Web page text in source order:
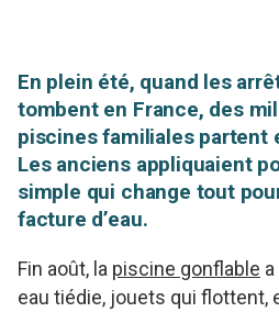
En plein été, quand les
tombent en France, des
piscines familiales partent
Les anciens appliquaient
simple qui change tout
facture d’eau.
Fin août, la piscine gonflable
eau tiédie, jouets qui flottent,